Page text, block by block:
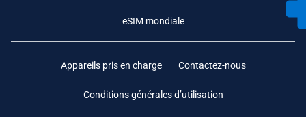
eSIM mondiale
Appareils pris en charge Contactez-nous
Conditions générales d’utilisation